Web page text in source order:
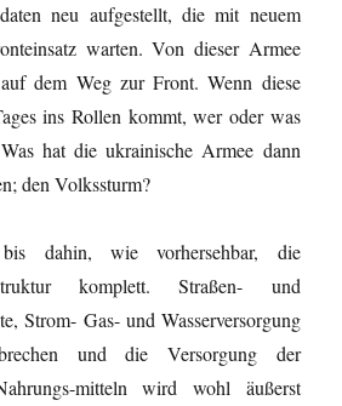
neu aufgestellt, die mit neuem
warten. Von dieser Armee
dem Weg zur Front. Wenn diese
ins Rollen kommt, wer oder was
hat die ukrainische Armee dann
den Volkssturm?
dahin, wie vorhersehbar, die
komplett. Straßen- und
Strom- Gas- und Wasserversorgung
und die Versorgung der
mitteln wird wohl äußerst